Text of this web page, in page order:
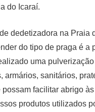
do Icaraí.
dedetizadora na Praia
do tipo de praga é a
uma
armários, sanitários,
facilitar abrigo
produtos utilizados